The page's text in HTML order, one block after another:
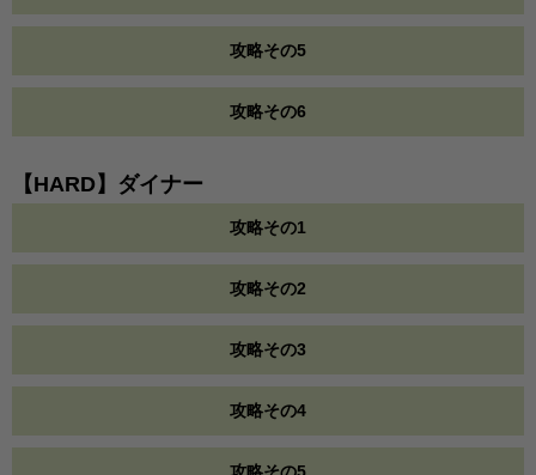
攻略その5
攻略その6
【HARD】ダイナー
攻略その1
攻略その2
攻略その3
攻略その4
攻略その5